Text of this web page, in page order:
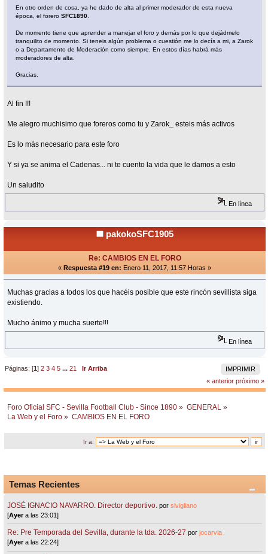
En otro orden de cosa, ya he dado de alta al primer moderador de esta nueva
época, el foreroSFC1890
De momento tiene que aprender a manejar el foro y demás por lo que dejádmelo
tranquilito de momento. Si teneis algún problema o cuestión me lo decís a mi, a Zarok
o a Departamento de Moderación como siempre. En estos días habrá más
moderadores de alta.
Gracias.
Al fin !!!
Me alegro muchisimo que foreros como tu y Zarok_ esteis más activos
Es lo más necesario para este foro
Y si ya se anima el Cadenas... ni te cuento la vida que le damos a esto
Un saludito
En línea
pakokoSFC1905
Re: CAMBIOS EN EL FORO
« Respuesta #19 en: Enero 11, 2017, 11:57 Horas »
Muchas gracias a todos los que hacéis posible que este rincón sevillista siga
existiendo.
Mucho ánimo y mucha suerte!!!
En línea
IMPRIMIR
Páginas: [1]2 3 4 5 ...21
Ir Arriba
« anterior próximo »
Foro Oficial SFC - Sevilla Football Club - Since 1890 » GENERAL »
La Web y el Foro » CAMBIOS EN EL FORO
Ir a:
Temas Recientes
JOSÉ IGNACIO NAVARRO. Director deportivo. porsivigliano
[Ayera las 23:01]
Re: Pre Temporada del Sevilla, durante la tda. 2026-27 porjocarvia
[Ayera las 22:24]